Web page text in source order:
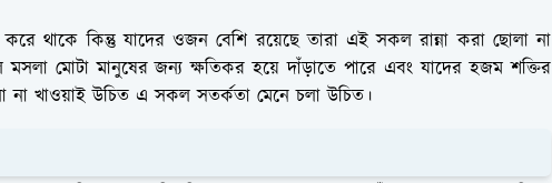
থাকে কিন্তু যাদের ওজন বেশি রয়েছে তারা এই সকল রান্না করা ছোলা না
মোটা মানুষের জন্য ক্ষতিকর হয়ে দাঁড়াতে পারে এবং যাদের হজম শক্তির
না খাওয়াই উচিত এ সকল সতর্কতা মেনে চলা উচিত।